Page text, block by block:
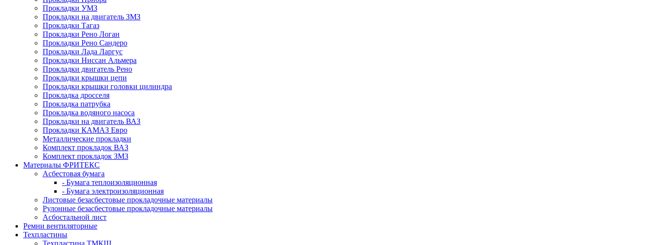
Прокладки УМЗ
Прокладки на двигатель ЗМЗ
Прокладки Тагаз
Прокладки Рено Логан
Прокладки Рено Сандеро
Прокладки Лада Ларгус
Прокладки Ниссан Альмера
Прокладки двигатель Рено
Прокладки крышки цепи
Прокладки крышки головки цилиндра
Прокладка дросселя
Прокладка патрубка
Прокладка водяного насоса
Прокладки на двигатель ВАЗ
Прокладки КАМАЗ Евро
Металлические прокладки
Комплект прокладок ВАЗ
Комплект прокладок ЗМЗ
Материалы ФРИТЕКС
Асбестовая бумага
- Бумага теплоизоляционная
- Бумага электроизоляционная
Листовые безасбестовые прокладочные материалы
Рулонные безасбестовые прокладочные материалы
Асбостальной лист
Ремни вентиляторные
Техпластины
Техпластина ТМКЩ